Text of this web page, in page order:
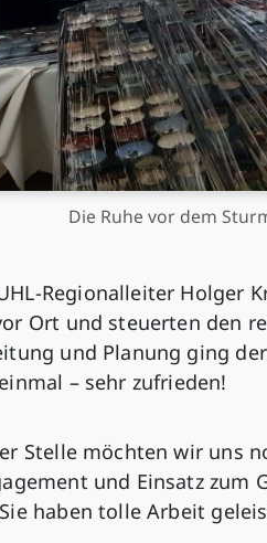
Die Ruhe vor dem
Regionalleiter Holger
Ort und steuerten den
und Planung ging
– sehr zufrieden!
Stelle möchten wir uns
und Einsatz zum
haben tolle Arbeit